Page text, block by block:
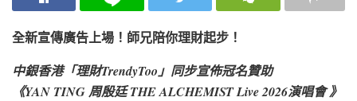
全新宣傳廣告上場！師兄陪你理財起步！
中銀香港「理財TrendyToo」同步宣佈冠名贊助
《YAN TING 周殷廷 THE ALCHEMIST Live 2026演唱會 》